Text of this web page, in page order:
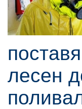
лесен